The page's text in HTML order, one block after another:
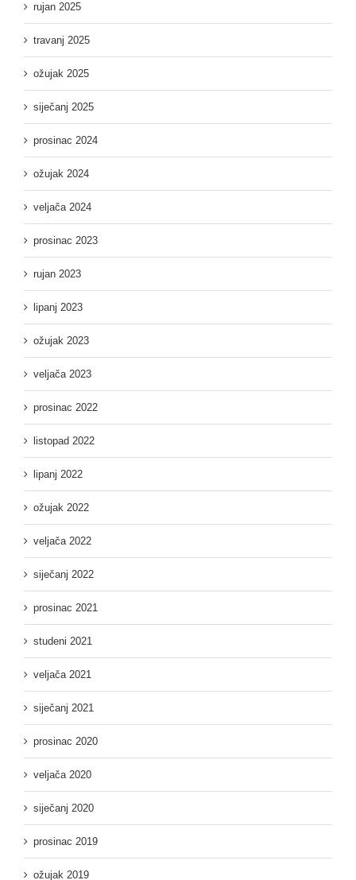
rujan 2025
travanj 2025
ožujak 2025
siječanj 2025
prosinac 2024
ožujak 2024
veljača 2024
prosinac 2023
rujan 2023
lipanj 2023
ožujak 2023
veljača 2023
prosinac 2022
listopad 2022
lipanj 2022
ožujak 2022
veljača 2022
siječanj 2022
prosinac 2021
studeni 2021
veljača 2021
siječanj 2021
prosinac 2020
veljača 2020
siječanj 2020
prosinac 2019
ožujak 2019